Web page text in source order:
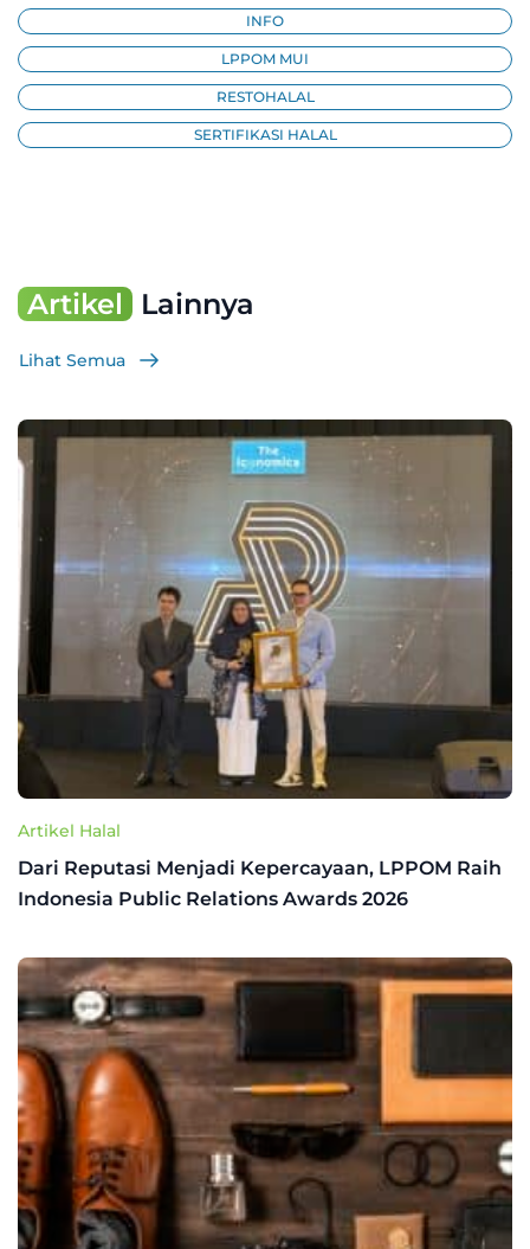
INFO
LPPOM MUI
RESTOHALAL
SERTIFIKASI HALAL
Artikel Lainnya
Lihat Semua
Artikel Halal
Dari Reputasi Menjadi Kepercayaan, LPPOM Raih
Indonesia Public Relations Awards 2026